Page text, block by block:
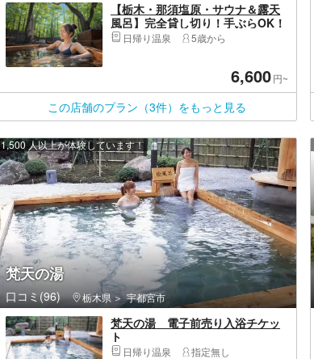
【栃木・那須塩原・サウナ＆露天
風呂】完全貸し切り！手ぶらOK！
まるで森の中に浮かぶ感覚！日帰
日帰り温泉 5歳から
6,600円~
この店舗のプラン（3件）をもっと見る
梵天の湯
口コミ(96) 栃木県 宇都宮市
1,500 人以上が体験しています！
梵天の湯 電子前売り入浴チケッ
ト
日帰り温泉 指定無し